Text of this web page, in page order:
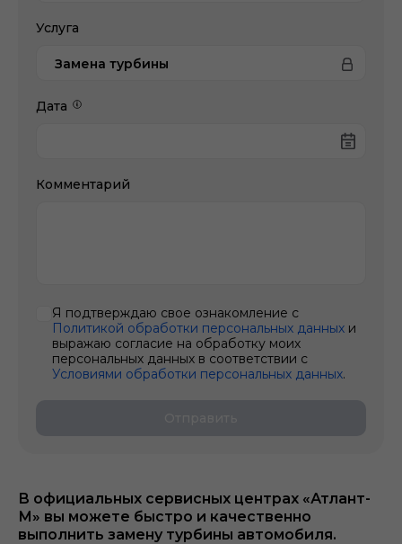
В официальных сервисных центрах «Атлант-
М» вы можете быстро и качественно
выполнить замену турбины автомобиля.
Услуга
Замена турбины
Дата
Комментарий
Я подтверждаю свое ознакомление с
Политикой обработки персональных данных и
выражаю согласие на обработку моих
персональных данных в соответствии с
Условиями обработки персональных данных.